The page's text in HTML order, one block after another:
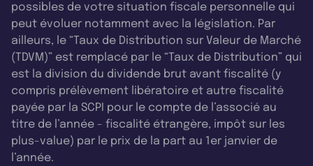
possibles de votre situation fiscale personnelle qui
peut évoluer notamment avec la législation. Par
ailleurs, le “Taux de Distribution sur Valeur de Marché
(TDVM)” est remplacé par le “Taux de Distribution” qui
est la division du dividende brut avant fiscalité (y
compris prélèvement libératoire et autre fiscalité
payée par la SCPI pour le compte de l’associé au
titre de l’année - fiscalité étrangère, impôt sur les
plus-value) par le prix de la part au 1er janvier de
l’année.